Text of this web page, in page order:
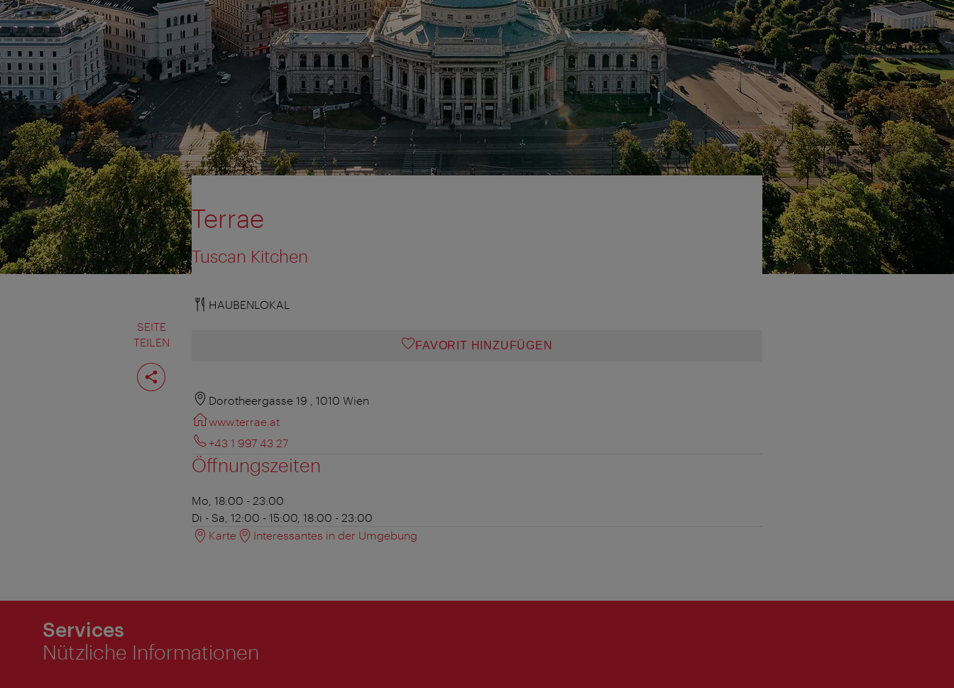
SEITE
TEILEN
Seite
teilen
Terrae
Tuscan Kitchen
HAUBENLOKAL
FAVORIT HINZUFÜGEN
Dorotheergasse 19 , 1010 Wien
www.terrae.at
+43 1 997 43 27
Öffnungszeiten
Mo, 18:00 - 23:00
Di - Sa, 12:00 - 15:00, 18:00 - 23:00
Karte
Interessantes in der Umgebung
Services
Nützliche Informationen